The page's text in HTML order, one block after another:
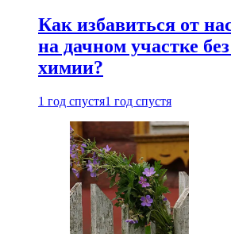
Как избавиться от
на дачном участке
химии?
1 год спустя1 год спустя